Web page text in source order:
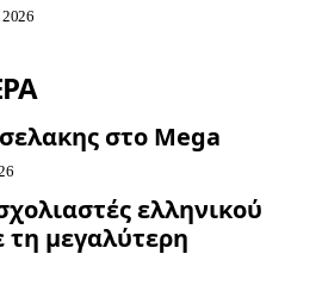
2026
στο Mega
ελληνικού
μεγαλύτερη